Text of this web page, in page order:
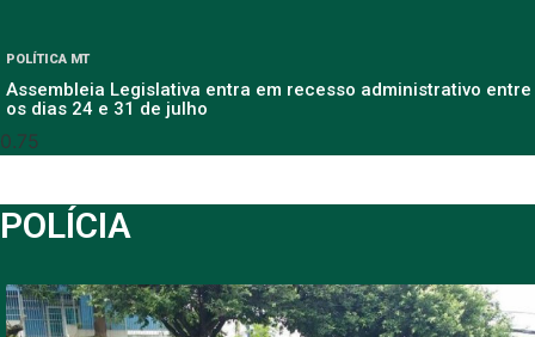
POLÍTICA MT
Assembleia Legislativa entra em recesso administrativo entre
os dias 24 e 31 de julho
POLÍCIA